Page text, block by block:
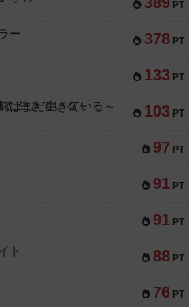
PT
378 PT
ー
133 PT
103 PT
まだ生きている～
97 PT
91 PT
91 PT
88 PT
ト
76 PT